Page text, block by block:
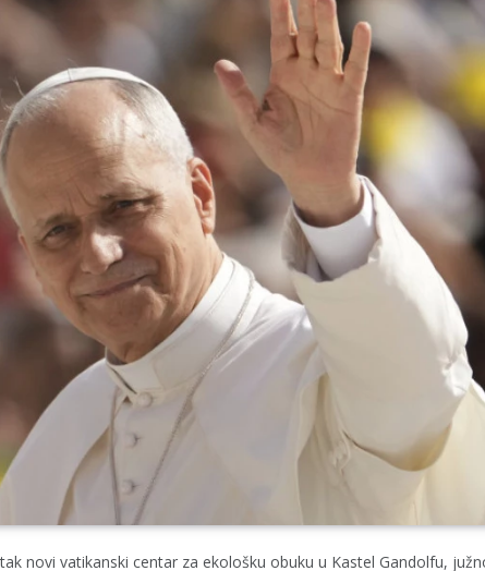
novi vatikanski centar za ekološku obuku u Kastel Gandolfu,